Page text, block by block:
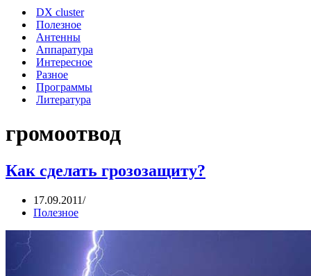
DX cluster
Полезное
Антенны
Аппаратура
Интересное
Разное
Программы
Литература
громоотвод
Как сделать грозозащиту?
17.09.2011
Полезное